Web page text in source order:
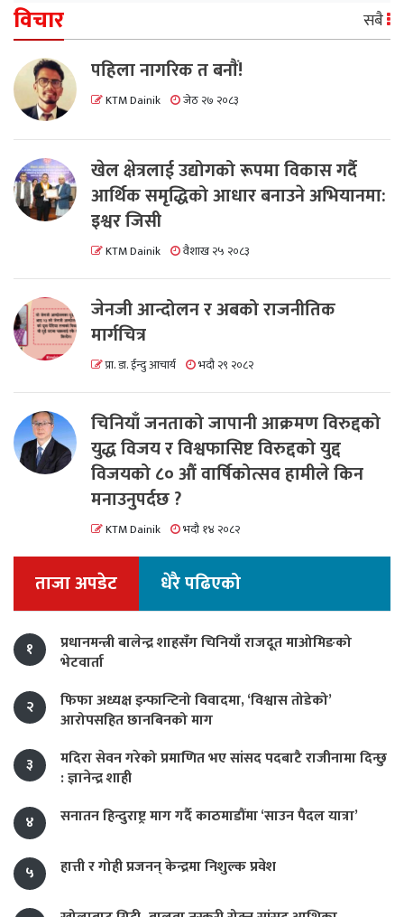
विचार सबै
पहिला नागरिक त बनाैं!
KTM Dainik जेठ २७ २०८३
खेल क्षेत्रलाई उद्योगको रूपमा विकास गर्दै
आर्थिक समृद्धिको आधार बनाउने अभियानमा:
इश्वर जिसी
KTM Dainik वैशाख २५ २०८३
जेनजी आन्दोलन र अबको राजनीतिक
मार्गचित्र
प्रा. डा. ईन्दु आचार्य भदौ २९ २०८२
चिनियाँ जनताको जापानी आक्रमण विरुद्दको
युद्ध विजय र विश्वफासिष्ट विरुद्दको युद्द
विजयको ८० औं वार्षिकोत्सव हामीले किन
मनाउनुपर्दछ ?
KTM Dainik भदौ १४ २०८२
ताजा अपडेट धेरै पढिएको
१
प्रधानमन्त्री बालेन्द्र शाहसँग चिनियाँ राजदूत माओमिङको
भेटवार्ता
२
फिफा अध्यक्ष इन्फान्टिनो विवादमा, ‘विश्वास तोडेको’
आरोपसहित छानबिनको माग
३
मदिरा सेवन गरेको प्रमाणित भए सांसद पदबाटै राजीनामा दिन्छु
: ज्ञानेन्द्र शाही
४
सनातन हिन्दुराष्ट्र माग गर्दै काठमाडौंमा ‘साउन पैदल यात्रा’
५ हात्ती र गोही प्रजनन् केन्द्रमा निशुल्क प्रवेश